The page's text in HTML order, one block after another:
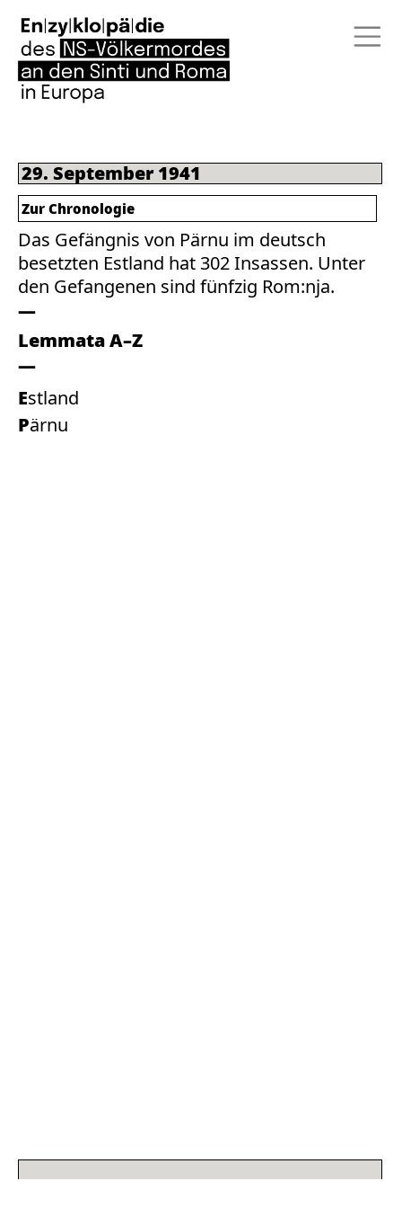
29. September 1941
Das Gefängnis von Pärnu im deutsch
besetzten Estland hat 302 Insassen. Unter
den Gefangenen sind fünfzig Rom:nja.
Lemmata A–Z
Estland
Pärnu
Zur Chronologie